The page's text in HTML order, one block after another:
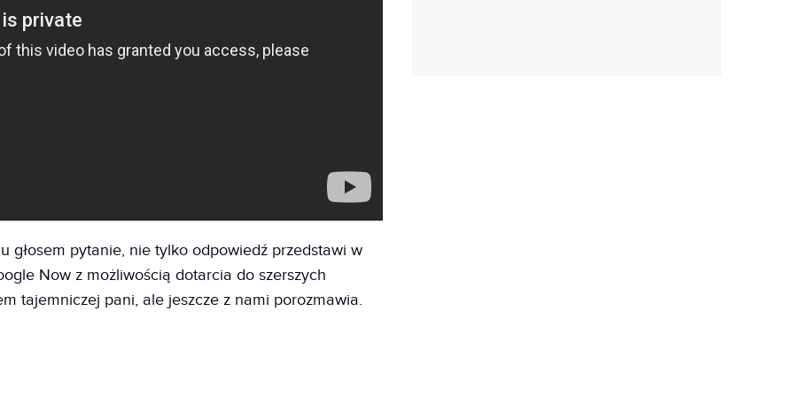
głosem pytanie, nie tylko odpowiedź przedstawi w
Now z możliwością dotarcia do szerszych
tajemniczej pani, ale jeszcze z nami porozmawia.